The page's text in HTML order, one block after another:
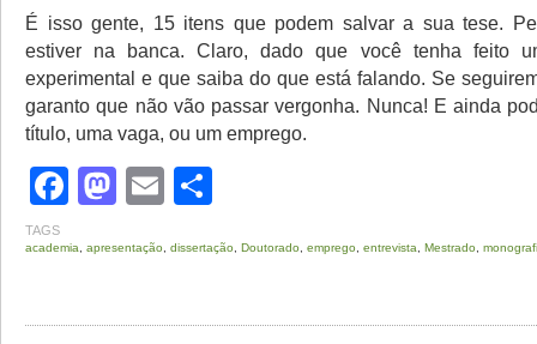
É isso gente, 15 itens que podem salvar a sua tese.
estiver na banca. Claro, dado que você tenha feito
experimental e que saiba do que está falando. Se
garanto que não vão passar vergonha. Nunca! E ainda
título, uma vaga, ou um emprego.
Facebook
Mastodon
Email
TAGS
academia apresentação dissertação Doutorado emprego entrevista Mestrado